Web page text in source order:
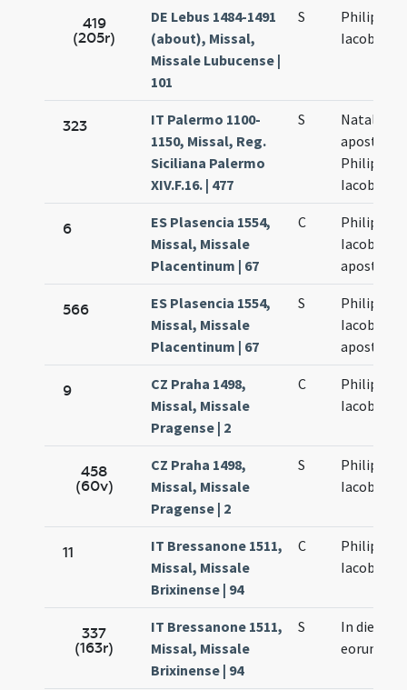
419
(205r)
DE Lebus 1484-1491
(about), Missal,
Missale Lubucense |
101
S
Philippi et
Iacobi
323
IT Palermo 1100-
1150, Missal, Reg.
Siciliana Palermo
XIV.F.16. | 477
S
Natale
Philippi et
Iacobi
6
ES Plasencia 1554,
Missal, Missale
Placentinum | 67
C
Philippi et
Iacobi
566
ES Plasencia 1554,
Missal, Missale
Placentinum | 67
S
Philippi et
Iacobi
9
CZ Praha 1498,
Missal, Missale
Pragense | 2
C
Philippi et
Iacobi
458
(60v)
CZ Praha 1498,
Missal, Missale
Pragense | 2
S
Philippi et
Iacobi
11
IT Bressanone 1511,
Missal, Missale
Brixinense | 94
C
Philippi et
Iacobi
337
(163r)
IT Bressanone 1511,
Missal, Missale
Brixinense | 94
S
In die
eorundem